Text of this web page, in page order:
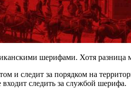
шерифами. Хотя разница
и следит за порядком на
следить за службой шерифа.